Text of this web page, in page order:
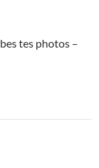
tes photos –